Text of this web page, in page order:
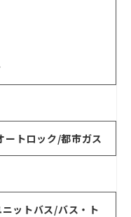
ートロック/都市ガス
ットバス/バス・ト